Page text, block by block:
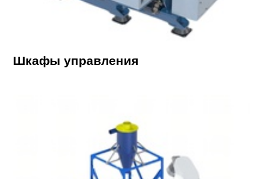
Шкафы управления